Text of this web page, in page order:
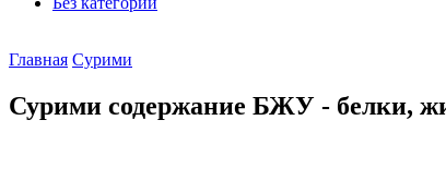
Главная Сурими
Сурими содержание БЖУ - белки,